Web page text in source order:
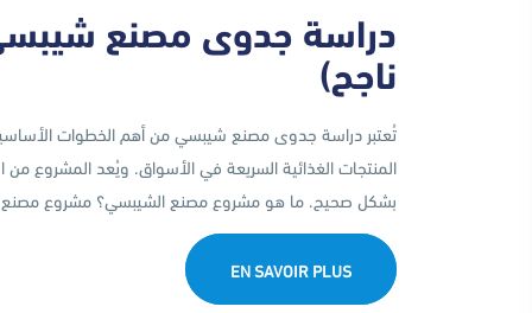
دراسة جدوى مصنع
ناجح)
تُعتبر دراسة جدوى مصنع شيبسي من أهم الخطوات
المنتجات الغذائية السريعة في الأسواق. ويُعد المشروع من
بشكل صحيح. ما هو مشروع مصنع الشيبسي؟ مشروع مصنع
EN SAVOIR PLUS